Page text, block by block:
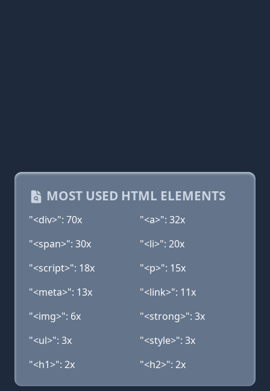
MOST USED HTML ELEMENTS
"<div>": 70x
"<a>": 32x
"<span>": 30x
"<li>": 20x
"<script>": 18x
"<p>": 15x
"<meta>": 13x
"<link>": 11x
"<img>": 6x
"<strong>": 3x
"<ul>": 3x
"<style>": 3x
"<h1>": 2x
"<h2>": 2x